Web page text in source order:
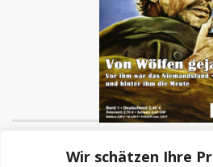
Wir schätzen Ihre
Die Neuauflage der